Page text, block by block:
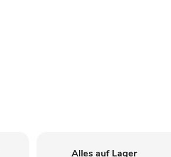
Alles auf Lager